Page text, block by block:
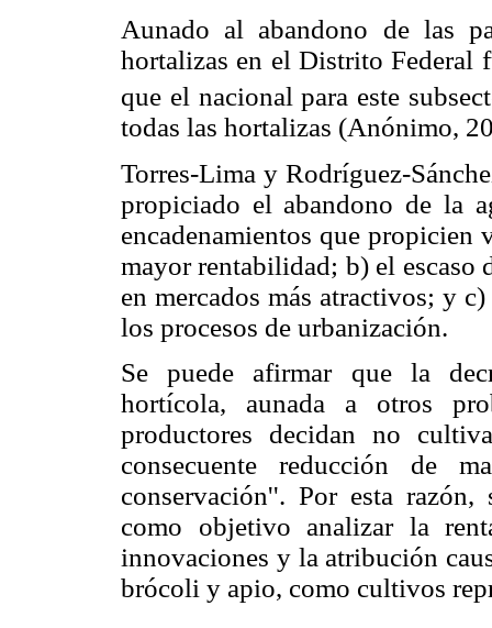
Aunado al abandono de las
hortalizas en el Distrito Federal
que el nacional para este
todas las hortalizas (Anónimo,
Torres-Lima y Rodríguez-
propiciado el abandono de la
encadenamientos que propicien
mayor rentabilidad; b) el escaso
en mercados más atractivos; y
los procesos de urbanización.
Se puede afirmar que la
hortícola, aunada a otros
productores decidan no
consecuente reducción de
conservación''. Por esta
como objetivo analizar la
innovaciones y la atribución
brócoli y apio, como cultivos